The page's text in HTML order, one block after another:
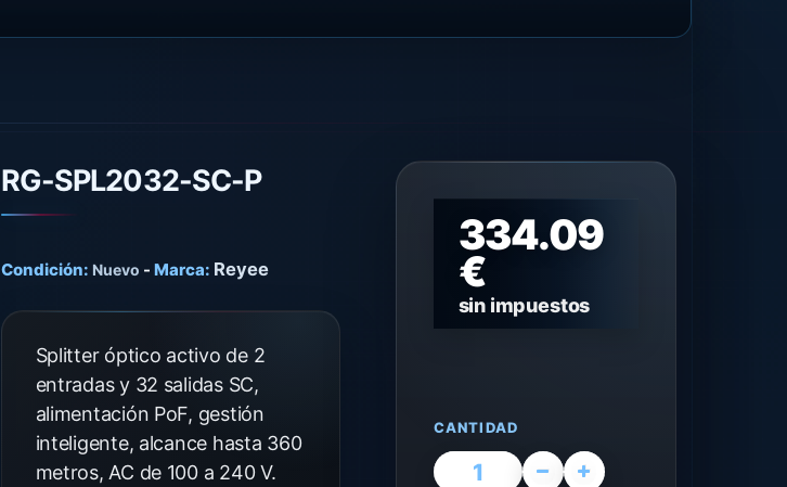
RG-SPL2032-SC-P
Condición: Nuevo - Marca: Reyee
Splitter óptico activo de 2
entradas y 32 salidas SC,
alimentación PoF, gestión
inteligente, alcance hasta 360
metros, AC de 100 a 240 V.
334.09
€
sin impuestos
CANTIDAD